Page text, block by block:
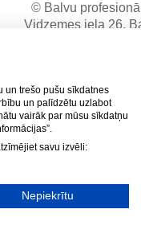
© Balvu
Vidzemes iela 26,
un trešo pušu sīkdatnes
un palīdzētu uzlabot
vairāk par mūsu sīkdatņu
savu izvēli:
Nepiekrītu